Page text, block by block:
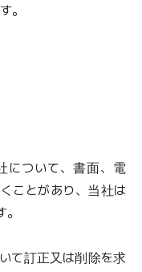
。
について、書面、電
ことがあり、当社は
て訂正又は削除を求